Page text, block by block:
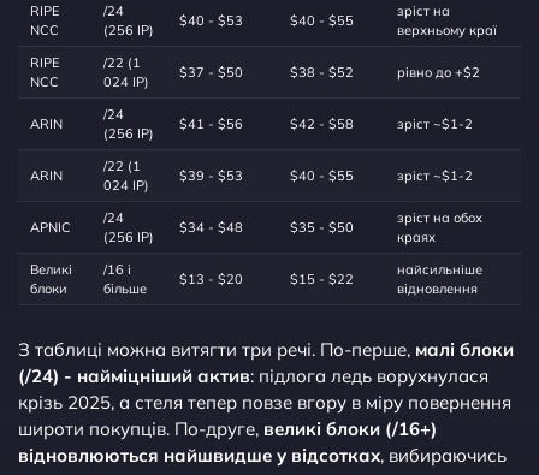
RIPE
NCC
/24
(256 IP)
$40 - $53 $40 - $55
зріст на
верхньому краї
RIPE
NCC
/22 (1
024 IP)
$37 - $50 $38 - $52 рівно до +$2
ARIN
/24
(256 IP)
$41 - $56 $42 - $58 зріст ~$1-2
ARIN
/22 (1
024 IP)
$39 - $53 $40 - $55 зріст ~$1-2
APNIC
/24
(256 IP)
$34 - $48 $35 - $50
зріст на обох
краях
Великі
блоки
/16 і
більше
$13 - $20 $15 - $22
найсильніше
відновлення
З таблиці можна витягти три речі. По-перше, малі блоки
(/24) - найміцніший актив: підлога ледь ворухнулася
крізь 2025, а стеля тепер повзе вгору в міру повернення
широти покупців. По-друге, великі блоки (/16+)
відновлюються найшвидше у відсотках, вибираючись